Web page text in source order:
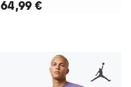
64,99 €